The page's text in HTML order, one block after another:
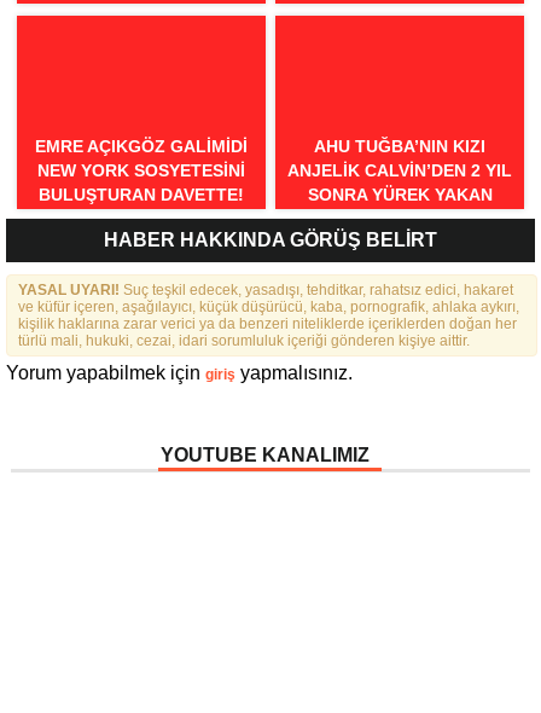
GELIYOR!
EMRE AÇIKGÖZ GALIMIDI
NEW YORK SOSYETESINI
BULUŞTURAN DAVETTE!
AHU TUĞBA’NIN KIZI
ANJELİK CALVİN’DEN 2 YIL
SONRA YÜREK YAKAN
İTİRAFLAR
HABER HAKKINDA GÖRÜŞ BELİRT
YASAL UYARI! Suç teşkil edecek, yasadışı, tehditkar, rahatsız edici, hakaret
ve küfür içeren, aşağılayıcı, küçük düşürücü, kaba, pornografik, ahlaka aykırı,
kişilik haklarına zarar verici ya da benzeri niteliklerde içeriklerden doğan her
türlü mali, hukuki, cezai, idari sorumluluk içeriği gönderen kişiye aittir.
Yorum yapabilmek için giriş yapmalısınız.
YOUTUBE KANALIMIZ